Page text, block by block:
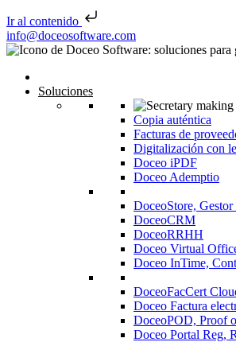
Ir al contenido
Saltar al contenido
info@doceosoftware.com
Soluciones
Copia auténtica
Facturas de
Digitalización con
Doceo iPDF
Doceo Ademptio
DoceoStore, Gestor
DoceoCRM
DoceoRRHH
Doceo Virtual
Doceo InTime,
DoceoFacCert
Doceo Factura
DoceoPOD, Proof
Doceo Portal Reg,